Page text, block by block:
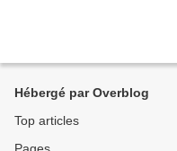
Hébergé par Overblog
Top articles